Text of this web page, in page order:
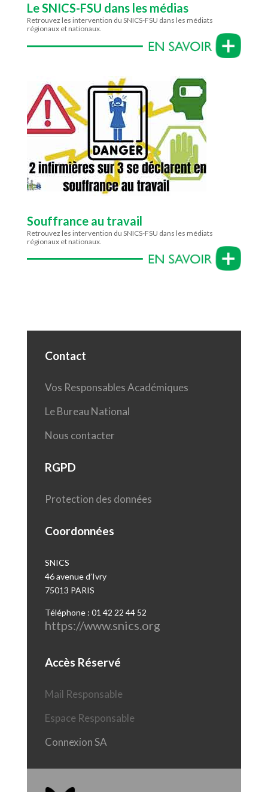
Le SNICS-FSU dans les médias
Retrouvez les intervention du SNICS-FSU dans les médiats
régionaux et nationaux.
Souffrance au travail
Retrouvez les intervention du SNICS-FSU dans les médiats
régionaux et nationaux.
Contact
Vos Responsables Académiques
Le Bureau National
Nous contacter
RGPD
Protection des données
Coordonnées
SNICS
46 avenue d’Ivry
75013 PARIS
Téléphone : 01 42 22 44 52
https://www.snics.org
Accès Réservé
Mail Responsable
Espace Responsable
Connexion SA